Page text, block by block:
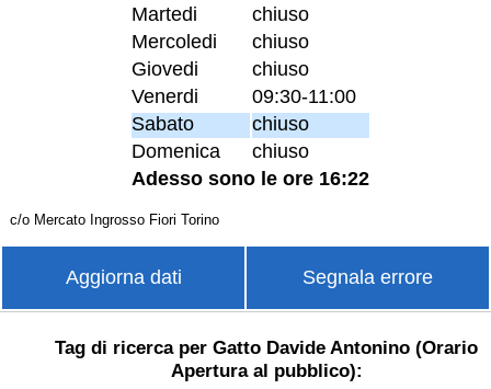
Martedi
chiuso
Mercoledi
chiuso
Giovedi
chiuso
Venerdi
09:30-11:00
Sabato
chiuso
Domenica
chiuso
Adesso sono le ore 16:22
c/o Mercato Ingrosso Fiori Torino
Aggiorna dati Segnala errore
Tag di ricerca per Gatto Davide Antonino (Orario
Apertura al pubblico):